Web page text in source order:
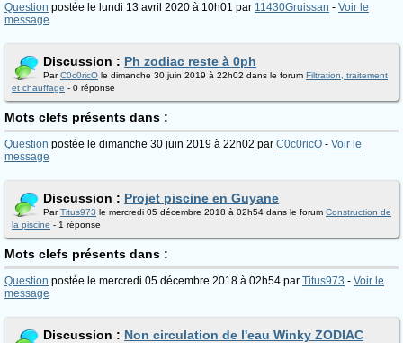
Question postée le lundi 13 avril 2020 à 10h01 par 11430Gruissan - Voir le
message
Discussion : Ph zodiac reste à 0ph
ParC0c0ricO le dimanche 30 juin 2019 à 22h02 dans le forum Filtration, traitement
et chauffage - 0 réponse
Mots clefs présents dans :
Question postée le dimanche 30 juin 2019 à 22h02 par C0c0ricO - Voir le
message
Discussion : Projet piscine en Guyane
ParTitus973 le mercredi 05 décembre 2018 à 02h54 dans le forum Construction de
la piscine - 1 réponse
Mots clefs présents dans :
Question postée le mercredi 05 décembre 2018 à 02h54 par Titus973 - Voir le
message
Discussion : Non circulation de l'eau Winky ZODIAC